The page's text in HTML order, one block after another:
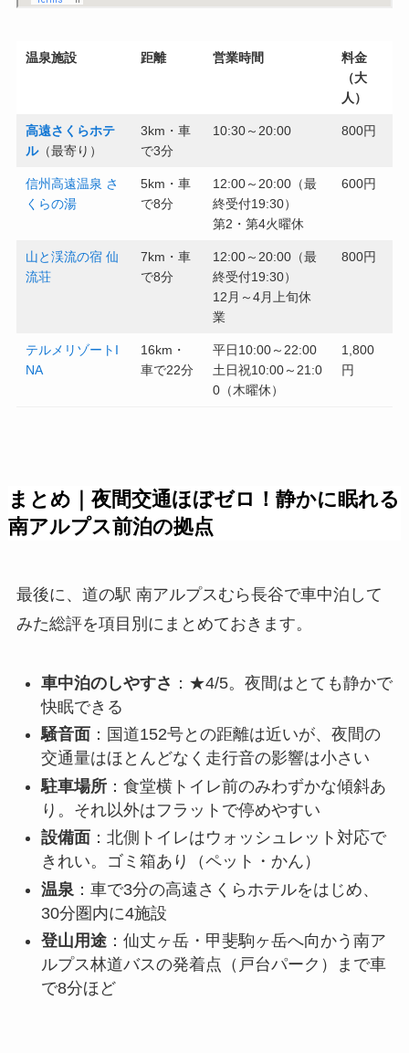
温泉施設 距離 営業時間
料金
（大
人）
高遠さくらホテ
ル（最寄り）
3km・車
で3分
10:30～20:00 800円
信州高遠温泉 さ
くらの湯
5km・車
で8分
12:00～20:00（最
終受付19:30）
第2・第4火曜休
600円
山と渓流の宿 仙
流荘
7km・車
で8分
12:00～20:00（最
終受付19:30）
12月～4月上旬休
業
800円
テルメリゾートI
NA
16km・
車で22分
平日10:00～22:00
土日祝10:00～21:0
0（木曜休）
1,800
円
まとめ｜夜間交通ほぼゼロ！静かに眠れる
南アルプス前泊の拠点
最後に、道の駅 南アルプスむら長谷で車中泊して
みた総評を項目別にまとめておきます。
車中泊のしやすさ ：★4/5。夜間はとても静かで
快眠できる
騒音面 ：国道152号との距離は近いが、夜間の
交通量はほとんどなく走行音の影響は小さい
駐車場所：食堂横トイレ前のみわずかな傾斜あ
り。それ以外はフラットで停めやすい
設備面 ：北側トイレはウォッシュレット対応で
きれい。ゴミ箱あり（ペット・かん）
温泉 ：車で3分の高遠さくらホテルをはじめ、
30分圏内に4施設
登山用途：仙丈ヶ岳・甲斐駒ヶ岳へ向かう南ア
ルプス林道バスの発着点（戸台パーク）まで車
で8分ほど